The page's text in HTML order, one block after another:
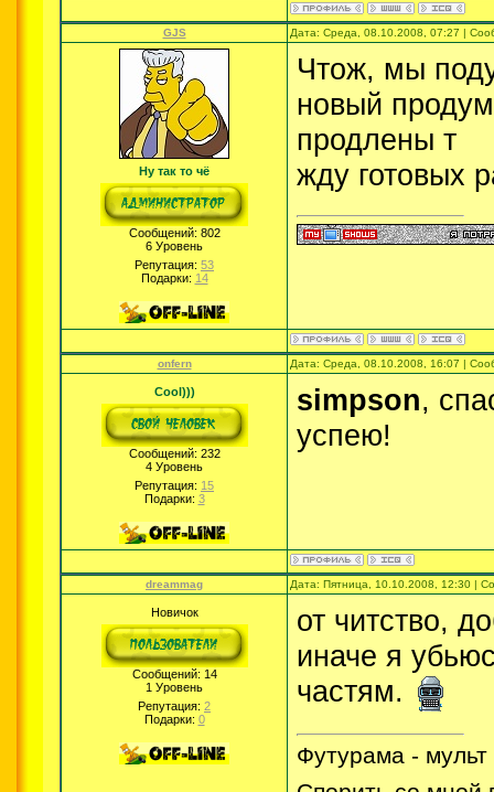
GJS Дата: Среда, 08.10.2008, 07:27 |
Ну так то чё
Сообщений: 802
6 Уровень
Репутация: 53
Подарки: 14
Чтож, мы
новый
продлены т
жду готовых
onfern Дата: Среда, 08.10.2008, 16:07 |
Cool)))
Сообщений: 232
4 Уровень
Репутация: 15
Подарки: 3
simpson,
успею!
dreammag Дата: Пятница, 10.10.2008, 12:30 |
Новичок
Сообщений: 14
1 Уровень
Репутация: 2
Подарки: 0
от читство,
иначе я
частям.
Футурама -